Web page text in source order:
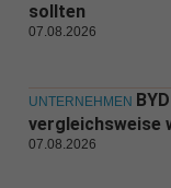
sollten
07.08.2026
UNTERNEHMEN
vergleichsweise
07.08.2026